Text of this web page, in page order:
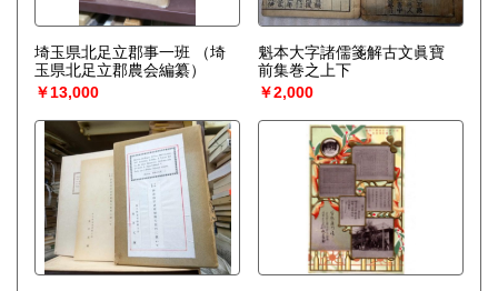
埼玉県北足立郡事一班
（埼
玉県北足立郡農会編纂）
￥13,000
魁本大字諸儒箋解古文眞寶
前集巻之上下
￥2,000